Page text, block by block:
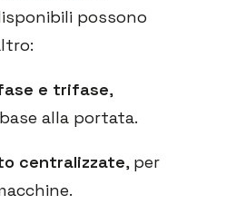
possono
e trifase,
alla portata.
centralizzate, per